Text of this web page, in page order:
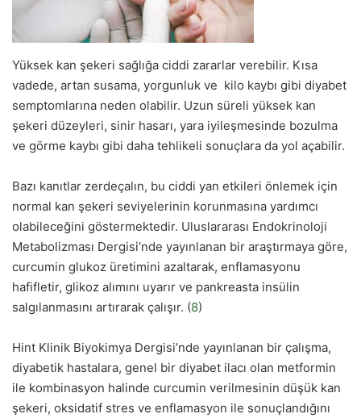
Yüksek kan şekeri sağlığa ciddi zararlar verebilir. Kısa
vadede, artan susama, yorgunluk ve kilo kaybı gibi diyabet
semptomlarına neden olabilir. Uzun süreli yüksek kan
şekeri düzeyleri, sinir hasarı, yara iyileşmesinde bozulma
ve görme kaybı gibi daha tehlikeli sonuçlara da yol açabilir.
Bazı kanıtlar zerdeçalın, bu ciddi yan etkileri önlemek için
normal kan şekeri seviyelerinin korunmasına yardımcı
olabileceğini göstermektedir. Uluslararası Endokrinoloji
Metabolizması Dergisi’nde yayınlanan bir araştırmaya göre,
curcumin glukoz üretimini azaltarak, enflamasyonu
hafifletir, glikoz alımını uyarır ve pankreasta insülin
salgılanmasını artırarak çalışır. (8)
Hint Klinik Biyokimya Dergisi’nde yayınlanan bir çalışma,
diyabetik hastalara, genel bir diyabet ilacı olan metformin
ile kombinasyon halinde curcumin verilmesinin düşük kan
şekeri, oksidatif stres ve enflamasyon ile sonuçlandığını